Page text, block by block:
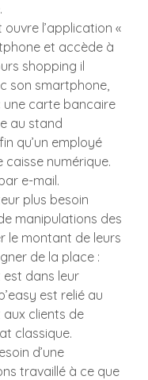
l’application «
et accède à
shopping il
son smartphone,
une carte bancaire
au stand
qu’un employé
numérique.
e-mail.
plus besoin
manipulations des
le montant de leurs
de la place :
est dans leur
est relié au
clients de
classique.
d’une
travaillé à ce que